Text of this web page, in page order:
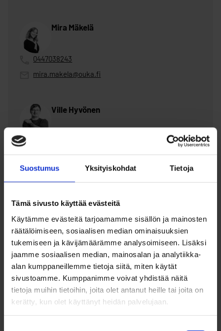
Suostumus Yksityiskohdat Tietoja
Tämä sivusto käyttää evästeitä
Käytämme evästeitä tarjoamamme sisällön ja mainosten
räätälöimiseen, sosiaalisen median ominaisuuksien
tukemiseen ja kävijämäärämme analysoimiseen. Lisäksi
jaamme sosiaalisen median, mainosalan ja analytiikka-
alan kumppaneillemme tietoja siitä, miten käytät
sivustoamme. Kumppanimme voivat yhdistää näitä
tietoja muihin tietoihin, joita olet antanut heille tai joita on
kerätty, kun olet käyttänyt heidän palvelujaan.
Mira Mäkelä
0447038243
mira.makela@ouka.fi
Ville Hyvönen
ville.hyvonen@ouka.fi
Yhteystiedot:
Käyntiosoite: Risuniityntie 7, 90800 Oulu
Puhelin:044 703 8243